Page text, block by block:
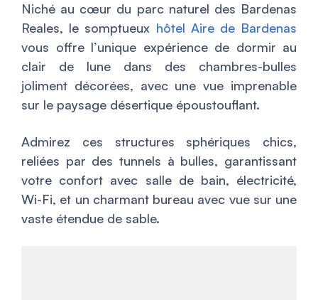
Niché au cœur du parc naturel des Bardenas
Reales, le somptueux hôtel Aire de Bardenas
vous offre l’unique expérience de dormir au
clair de lune dans des chambres-bulles
joliment décorées, avec une vue imprenable
sur le paysage désertique époustouflant.
Admirez ces structures sphériques chics,
reliées par des tunnels à bulles, garantissant
votre confort avec salle de bain, électricité,
Wi-Fi, et un charmant bureau avec vue sur une
vaste étendue de sable.